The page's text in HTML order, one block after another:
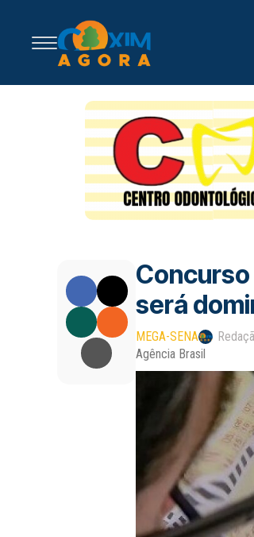
será
MEGA-SENA
Agência Brasil